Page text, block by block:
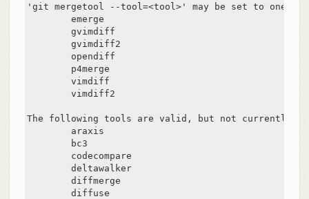
'git mergetool --tool=<tool>' may be set to one
        emerge
        gvimdiff
        gvimdiff2
        opendiff
        p4merge
        vimdiff
        vimdiff2
The following tools are valid, but not currently
        araxis
        bc3
        codecompare
        deltawalker
        diffmerge
        diffuse